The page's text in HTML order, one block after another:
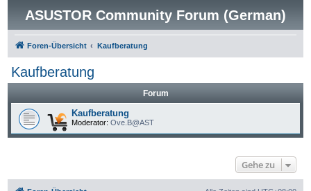
ASUSTOR Community Forum (German)
Foren-Übersicht Kaufberatung
Kaufberatung
Forum
Kaufberatung
Moderator: Ove.B@AST
Gehe zu